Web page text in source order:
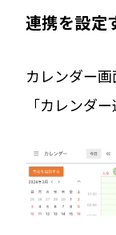
連携を設定
カレンダー
「カレンダ